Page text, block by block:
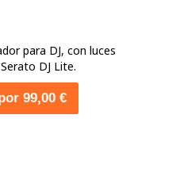
para DJ, con luces
DJ Lite.
99,00 €